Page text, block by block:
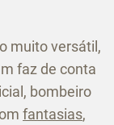
muito versátil,
faz de conta
bombeiro
fantasias,